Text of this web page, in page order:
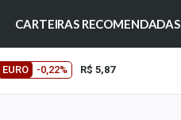
CARTEIRAS RECOMENDADAS
EURO -0,22% R$ 5,87